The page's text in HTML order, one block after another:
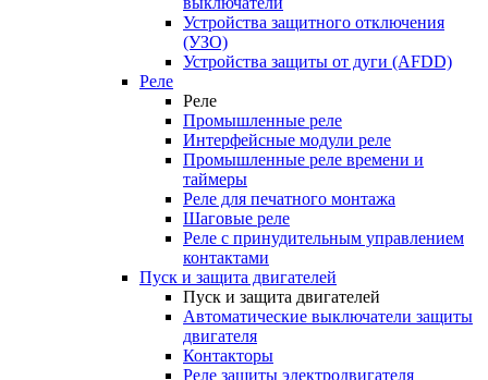
Устройства защитного отключения
(УЗО)
Устройства защиты от дуги (AFDD)
Реле
Реле
Промышленные реле
Интерфейсные модули реле
Промышленные реле времени и
таймеры
Реле для печатного монтажа
Шаговые реле
Реле с принудительным управлением
контактами
Пуск и защита двигателей
Пуск и защита двигателей
Автоматические выключатели защиты
двигателя
Контакторы
Реле защиты электродвигателя